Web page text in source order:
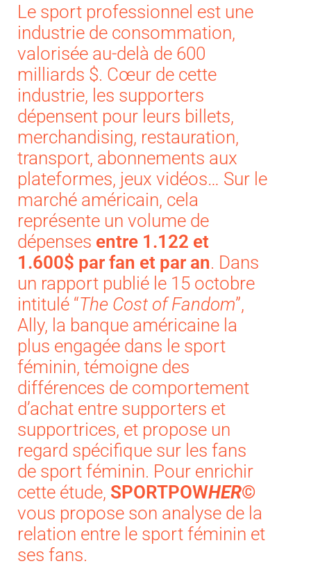
Le sport professionnel est une
industrie de consommation,
valorisée au-delà de 600
milliards $. Cœur de cette
industrie, les supporters
dépensent pour leurs billets,
merchandising, restauration,
transport, abonnements aux
plateformes, jeux vidéos… Sur le
marché américain, cela
représente un volume de
dépenses entre 1.122 et
1.600$ par fan et par an. Dans
un rapport publié le 15 octobre
intitulé “The Cost of Fandom”,
Ally, la banque américaine la
plus engagée dans le sport
féminin, témoigne des
différences de comportement
d’achat entre supporters et
supportrices, et propose un
regard spécifique sur les fans
de sport féminin. Pour enrichir
cette étude, SPORTPOWHER©
vous propose son analyse de la
relation entre le sport féminin et
ses fans.